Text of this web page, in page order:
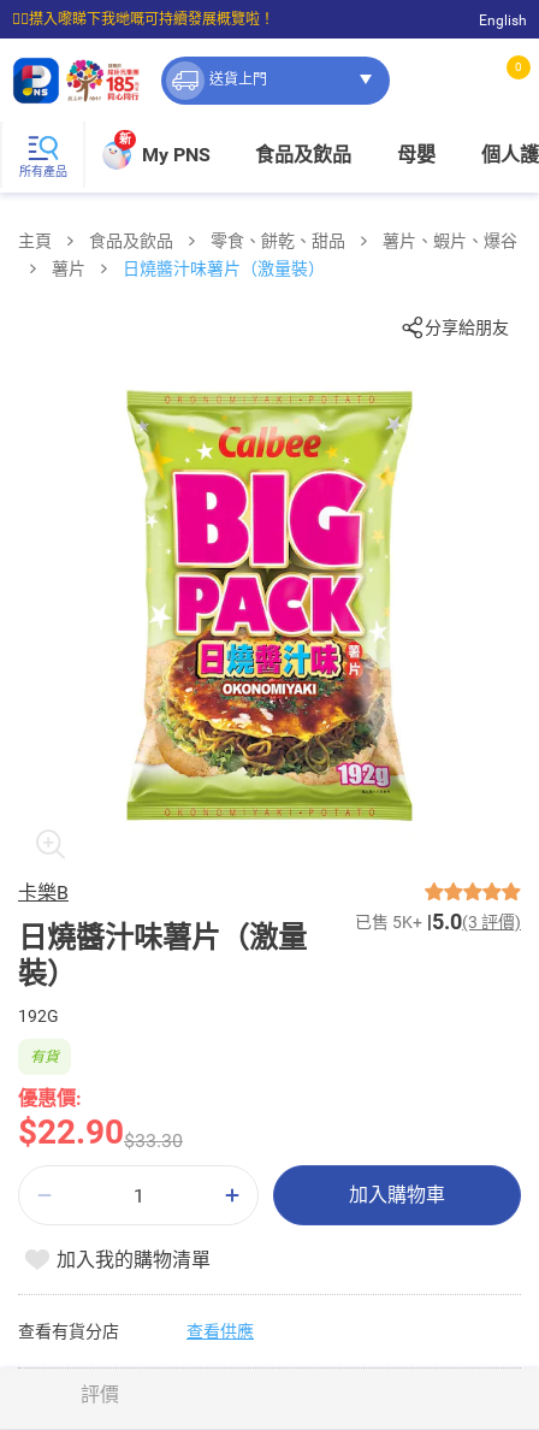
☝🏼㩒入嚟睇下我哋嘅可持續發展概覽啦！
⭐購物滿$399即享免費送貨；滿$100即可免費店取。
English
送貨上門
0
所有產品
新
My PNS 食品及飲品 母嬰 個人
主頁 食品及飲品 零食、餅乾、甜品
薯片、蝦片、爆谷
薯片
日燒醬汁味薯片（激量裝）
分享給朋友
卡樂B
日燒醬汁味薯片（激量
裝）
已售 5K+ 5.0(3 評價)
192G
優惠價:
$22.90$33.30
有貨
加入購物車
加入我的購物清單
查看有貨分店 查看供應
評價